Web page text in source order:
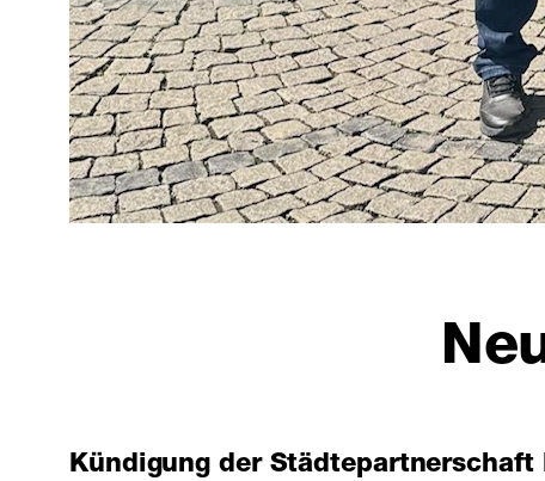
Kündigung der Städtepartnerschaft